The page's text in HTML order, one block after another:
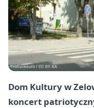
Dom Kultury w
koncert